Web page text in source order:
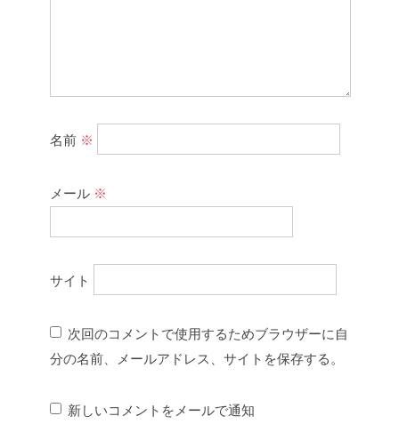
名前 ※
メール ※
サイト
次回のコメントで使用するためブラウザーに自
分の名前、メールアドレス、サイトを保存する。
新しいコメントをメールで通知